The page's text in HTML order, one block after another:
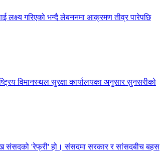
लक्ष्य गरिएको भन्दै लेबननमा आक्रमण तीव्र पारेपछि
विमानस्थल सुरक्षा कार्यालयका अनुसार सुनसरीको
संसदको 'रेफ्री' हो। संसदमा सरकार र सांसदबीच बहस